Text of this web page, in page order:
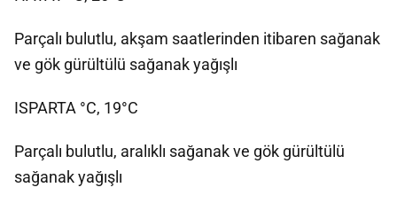
Parçalı bulutlu, akşam saatlerinden itibaren sağanak
ve gök gürültülü sağanak yağışlı
ISPARTA °C, 19°C
Parçalı bulutlu, aralıklı sağanak ve gök gürültülü
sağanak yağışlı